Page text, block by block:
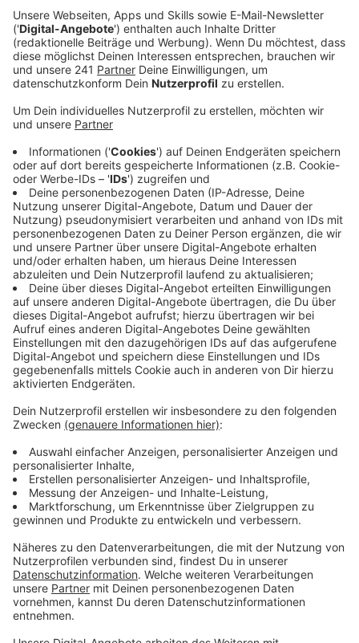
zu Unfallschwerpunkten, um Gefahren besser zu
erkennen und zu verstehen, Beispiele aus NRW:
-PoliTour, angeboten von unterschiedlichen
Polizeidienststellen
- Verkehrssicherheitstage
- #sicherimStraßenverkehr
Auch während Motorradmessen oder vor und nach
dem gemeinnützigen Motorradkorse vonBiker4Kids
gibt es Informationen zur Sicherheit und zur
Unfallpräventionen.
Allgemein empfiehlt derADACBikern das Motorrad
vor der ersten Fahrt der Saison ordentlich zu reinigen
und technisch zu checken: Undichtigkeiten, Batterie,
Betriebsstoffe, Kette, Reifen sowie Bremsen.
Anzeige
Anzeige
Was der Autoverkehr beachten sollte
Anzeige
Ein wichtiger Punkt wird oft unterschätzt: In rund zwei
Dritteln der Motorradunfälle tragen nicht die Biker die
Schuld. Der ADAC-Sprecher Thomas Müther erklärt
dazu: